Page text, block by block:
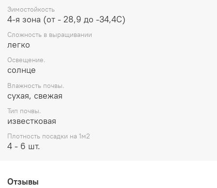
Зимостойкость
4-я зона (от - 28,9 до -34,4С)
Сложность в выращивании
легко
Освещение.
солнце
Влажность почвы.
сухая, свежая
Тип почвы.
известковая
Плотность посадки на 1м2
4 - 6 шт.
Отзывы